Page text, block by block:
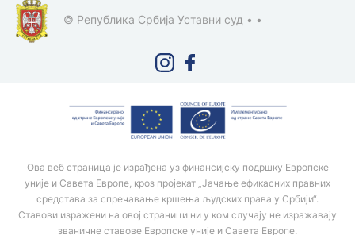
© Република Србија Уставни суд • •
Ова веб страница је израђена уз финансијску подршку Европске
уније и Савета Европе, кроз пројекат „Јачање ефикасних правних
средстава за спречавање кршења људских права у Србији“.
Ставови изражени на овој страници ни у ком случају не изражавају
званичне ставове Европске уније и Савета Европе.